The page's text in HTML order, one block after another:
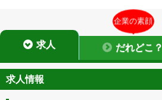
求人
企業の素顔
だれどこ？
求人情報